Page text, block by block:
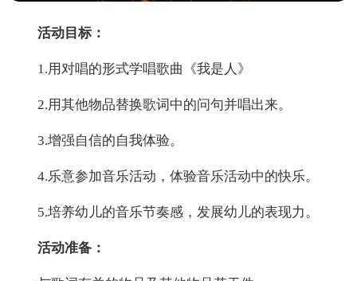
活动目标：
1.用对唱的形式学唱歌曲《我是人》
2.用其他物品替换歌词中的问句并唱出来。
3.增强自信的自我体验。
4.乐意参加音乐活动，体验音乐活动中的快乐。
5.培养幼儿的音乐节奏感，发展幼儿的表现力。
活动准备：